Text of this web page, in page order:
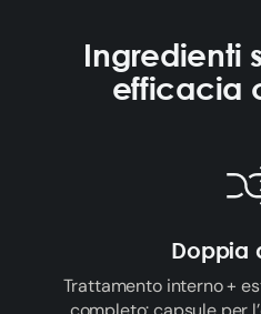
Ingredienti
efficacia
Doppia
Trattamento interno +